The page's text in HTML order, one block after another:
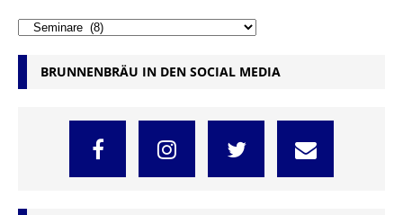
BRUNNENBRÄU IN DEN SOCIAL MEDIA